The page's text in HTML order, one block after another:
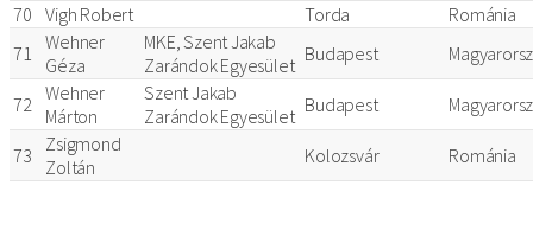
70 Vigh Robert Torda
Románia
71
Wehner
Géza
MKE, Szent Jakab
Zarándok Egyesület Budapest
72
Wehner
Márton
Szent Jakab
Zarándok Egyesület Budapest
73
Zsigmond
Zoltán
Kolozsvár Románia